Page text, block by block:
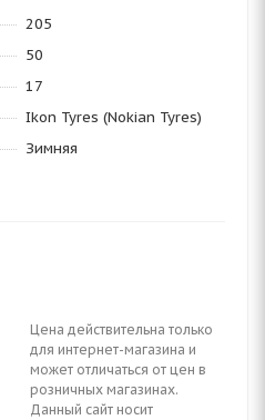
205
50
17
Ikon Tyres (Nokian Tyres)
Зимняя
Цена действительна только
для интернет-магазина и
может отличаться от цен в
розничных магазинах.
Данный сайт носит